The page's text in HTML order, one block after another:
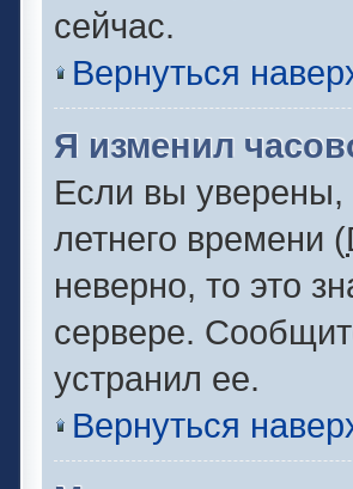
сейчас.
Вернуться
Я изменил
Если вы уверены,
летнего времени (
неверно, то это
сервере.
устранил ее.
Вернуться